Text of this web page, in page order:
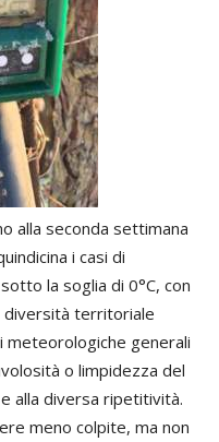
alla seconda settimana
i casi di
la soglia di 0°C, con
diversità territoriale
meteorologiche generali
o limpidezza del
alla diversa ripetitività.
meno colpite, ma non